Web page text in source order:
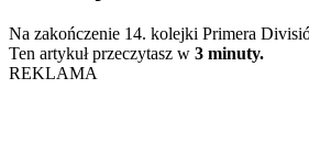
Na zakończenie 14. kolejki Primera
Ten artykuł przeczytasz w 3 minuty.
REKLAMA